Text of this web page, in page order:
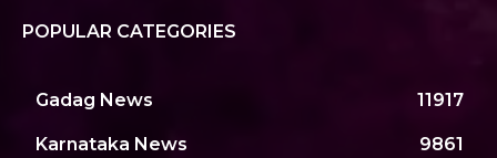
POPULAR CATEGORIES
Gadag News 11917
Karnataka News 9861